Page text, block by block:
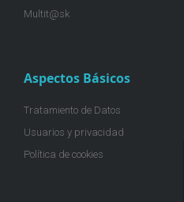
Multit@sk
Aspectos Básicos
Tratamiento de Datos
Usuarios y privacidad
Política de cookies